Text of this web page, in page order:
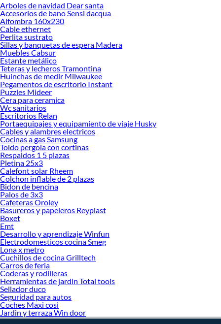
Desde remodelaciones hasta proyectos de decoración, estamos aquí para hacer
tus ideas realidad. ¡Visítanos y encuentra todo lo que tenemos para ofrecerte en
Calefont tiro forzado!
Explora la variedad de productos de Calefont tiro forzado en Sodimac
Herramientas, materiales y accesorios de calidad para tus proyectos y
renovación de espacios. ¡Visítanos y descubre todo lo que tenemos para
ofrecerte!
Encuentra una amplia variedad de productos de Calefont tiro forzado en
Sodimac. Encuentra todo lo necesario para tus proyectos de renovación y
decoración. ¡Visítanos y haz tus ideas realidad!
Arboles de navidad Dear santa
Accesorios de bano Sensi dacqua
Alfombra 160x230
Cable ethernet
Perlita sustrato
Sillas y banquetas de espera Madera
Muebles Cabsur
Estante metálico
Teteras y lecheros Tramontina
Huinchas de medir Milwaukee
Pegamentos de escritorio Instant
Puzzles Mideer
Cera para ceramica
Wc sanitarios
Escritorios Relan
Portaequipajes y equipamiento de viaje Husky
Cables y alambres electricos
Cocinas a gas Samsung
Toldo pergola con cortinas
Respaldos 1 5 plazas
Pletina 25x3
Calefont solar Rheem
Colchon inflable de 2 plazas
Bidon de bencina
Palos de 3x3
Cafeteras Oroley
Basureros y papeleros Reyplast
Boxet
Emt
Desarrollo y aprendizaje Winfun
Electrodomesticos cocina Smeg
Lona x metro
Cuchillos de cocina Grilltech
Carros de feria
Coderas y rodilleras
Herramientas de jardin Total tools
Sellador duco
Seguridad para autos
Coches Maxi cosi
Jardin y terraza Win door